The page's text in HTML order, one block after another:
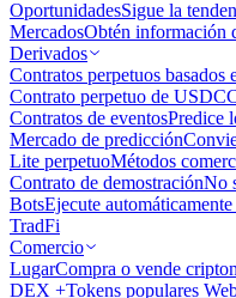
OportunidadesSigue la
MercadosObtén información
Derivados
Contratos perpetuos basados
Contrato perpetuo de USDC
Contratos de eventosPredice
Mercado de predicción
Lite perpetuoMétodos
Contrato de demostraciónNo
BotsEjecute
TradFi
Comercio
LugarCompra o vende
DEX +Tokens populares